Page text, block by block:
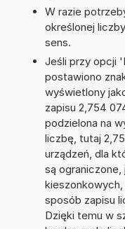
W razie
określonej
sens.
Jeśli przy opcji
postawiono
wyświetlony
zapisu 2,754
podzielona na
liczbę, tutaj
urządzeń, dla
są ograniczone,
sposób zapisu
Dzięki temu w